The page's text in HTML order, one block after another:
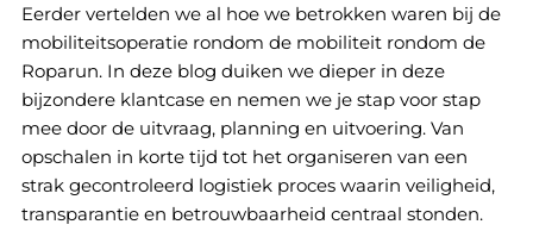
Eerder vertelden we al hoe we betrokken waren bij de
mobiliteitsoperatie rondom de mobiliteit rondom de
Roparun. In deze blog duiken we dieper in deze
bijzondere klantcase en nemen we je stap voor stap
mee door de uitvraag, planning en uitvoering. Van
opschalen in korte tijd tot het organiseren van een
strak gecontroleerd logistiek proces waarin veiligheid,
transparantie en betrouwbaarheid centraal stonden.